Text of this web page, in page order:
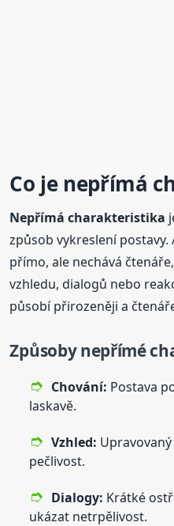
Co je nepřímá
Nepřímá charakteristika
způsob vykreslení
přímo, ale nechává
vzhledu, dialogů nebo
působí přirozeněji a
Způsoby nepřímé
Chování: Postava
laskavě.
Vzhled:
pečlivost.
Dialogy: Krátké
ukázat netrpělivost.